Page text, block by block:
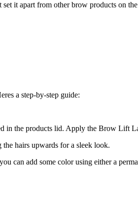
it apart from other brow products on
a step-by-step guide:
in the products lid. Apply the Brow Lift
hairs upwards for a sleek look.
can add some color using either a